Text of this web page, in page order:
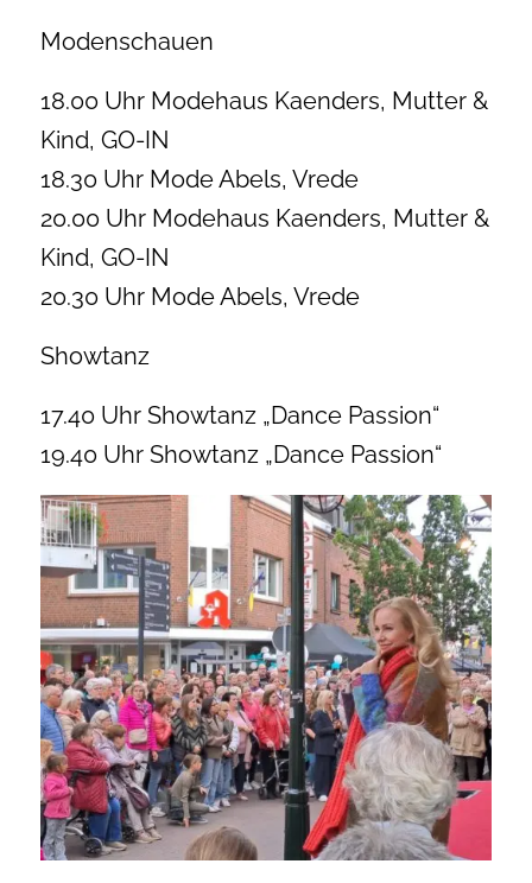
Modenschauen
18.00 Uhr Modehaus Kaenders, Mutter &
Kind, GO-IN
18.30 Uhr Mode Abels, Vrede
20.00 Uhr Modehaus Kaenders, Mutter &
Kind, GO-IN
20.30 Uhr Mode Abels, Vrede
Showtanz
17.40 Uhr Showtanz „Dance Passion“
19.40 Uhr Showtanz „Dance Passion“